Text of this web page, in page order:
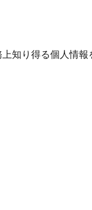
知り得る個人情